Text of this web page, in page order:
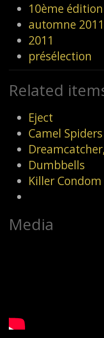
10ème édition
automne 2011
2011
présélection
Related
Eject
Camel Spiders
Dumbbells
Killer Condom
Media